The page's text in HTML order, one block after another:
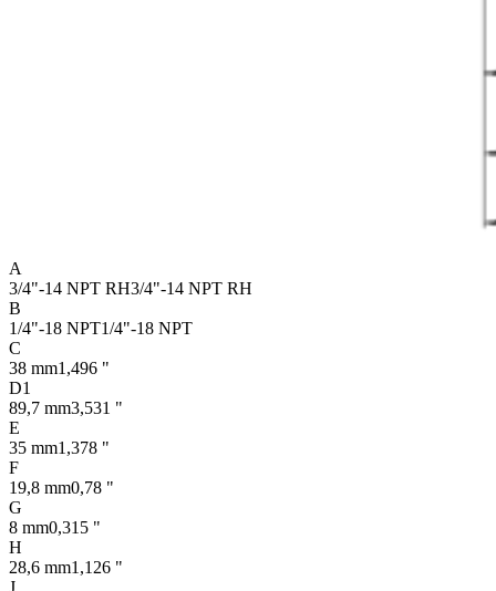
A
3/4"-14 NPT RH3/4"-14 NPT RH
B
1/4"-18 NPT1/4"-18 NPT
C
38 mm1,496 "
D1
89,7 mm3,531 "
E
35 mm1,378 "
F
19,8 mm0,78 "
G
8 mm0,315 "
H
28,6 mm1,126 "